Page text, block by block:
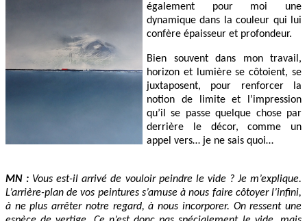
également pour moi une
dynamique dans la couleur qui lui
confère épaisseur et profondeur.
Bien souvent dans mon travail,
horizon et lumière se côtoient, se
juxtaposent, pour renforcer la
notion de limite et l’impression
qu’il se passe quelque chose par
derrière le décor, comme un
appel vers… je ne sais quoi…
MN : Vous est-il arrivé de vouloir peindre le vide ? Je m’explique.
L’arrière-plan de vos peintures s’amuse à nous faire côtoyer l’infini,
à ne plus arrêter notre regard, à nous incorporer. On ressent une